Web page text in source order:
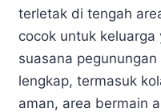
terletak di tengah
cocok untuk
suasana
lengkap, termasuk
aman, area bermain